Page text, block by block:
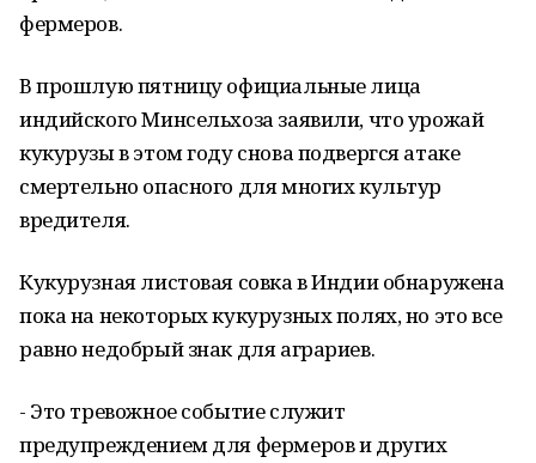
фермеров.
В прошлую пятницу официальные лица
индийского Минсельхоза заявили, что урожай
кукурузы в этом году снова подвергся атаке
смертельно опасного для многих культур
вредителя.
Кукурузная листовая совка в Индии обнаружена
пока на некоторых кукурузных полях, но это все
равно недобрый знак для аграриев.
- Это тревожное событие служит
предупреждением для фермеров и других